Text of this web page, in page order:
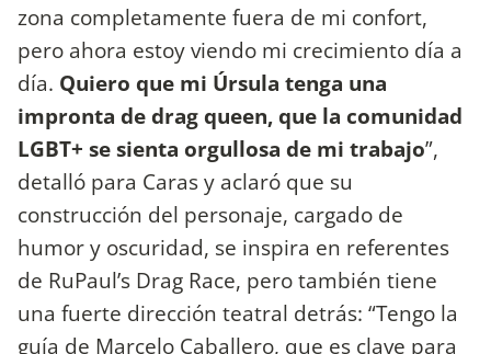
zona completamente fuera de mi confort,
pero ahora estoy viendo mi crecimiento día a
día. Quiero que mi Úrsula tenga una
impronta de drag queen, que la comunidad
LGBT+ se sienta orgullosa de mi trabajo”,
detalló para Caras y aclaró que su
construcción del personaje, cargado de
humor y oscuridad, se inspira en referentes
de RuPaul’s Drag Race, pero también tiene
una fuerte dirección teatral detrás: “Tengo la
guía de Marcelo Caballero, que es clave para